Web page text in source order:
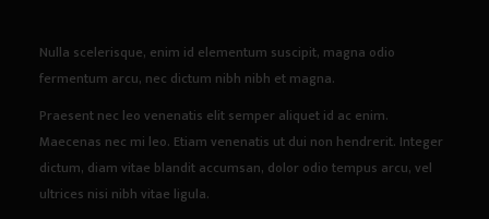
Nulla scelerisque, enim id elementum suscipit, magna odio
fermentum arcu, nec dictum nibh nibh et magna.
Praesent nec leo venenatis elit semper aliquet id ac enim.
Maecenas nec mi leo. Etiam venenatis ut dui non hendrerit. Integer
dictum, diam vitae blandit accumsan, dolor odio tempus arcu, vel
ultrices nisi nibh vitae ligula.